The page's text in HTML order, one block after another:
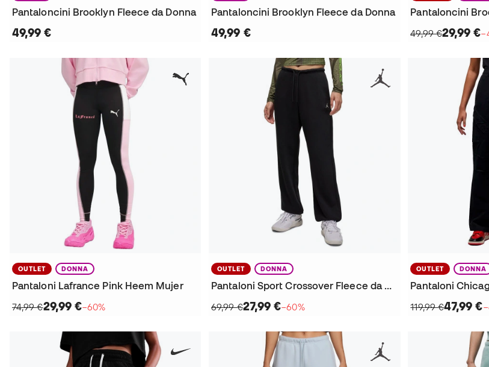
Pantaloncini Brooklyn Fleece da Donna
49,99 €
Pantaloncini Brooklyn Fleece da Donna
49,99 €
Pantaloncini
49,99 €29,99 €
OUTLET DONNA
Pantaloni Lafrance Pink Heem Mujer
74,99 €29,99 €−60%
OUTLET DONNA
Pantaloni Sport Crossover Fleece da Donna
69,99 €27,99 €−60%
OUTLET DONNA
Pantaloni
119,99 €47,99 €